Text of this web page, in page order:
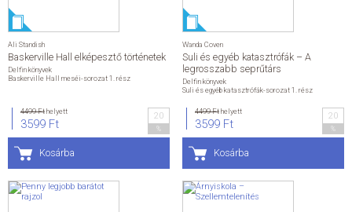
Ali Standish
Baskerville Hall elképesztő történetek
Delfin könyvek
Baskerville Hall meséi-sorozat 1. rész
4499 Fthelyett
3599 Ft
20
Kosárba
Wanda Coven
Suli és egyéb katasztrófák – A
legrosszabb seprűtárs
Delfin könyvek
Suli és egyéb katasztrófák-sorozat 1. rész
4499 Fthelyett
3599 Ft
20
Kosárba